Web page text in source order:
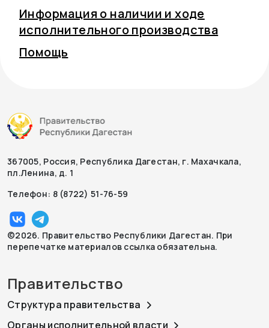
Информация о наличии и ходе
исполнительного производства
Помощь
367005, Россия, Республика Дагестан, г. Махачкала,
пл.Ленина, д. 1
Телефон: 8 (8722) 51-76-59
©2026. Правительство Республики Дагестан. При
перепечатке материалов ссылка обязательна.
Правительство
Структура правительства
Органы исполнительной власти